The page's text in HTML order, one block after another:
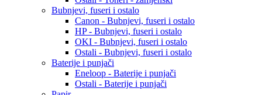
Bubnjevi, fuseri i ostalo
Canon - Bubnjevi, fuseri i ostalo
HP - Bubnjevi, fuseri i ostalo
OKI - Bubnjevi, fuseri i ostalo
Ostali - Bubnjevi, fuseri i ostalo
Baterije i punjači
Eneloop - Baterije i punjači
Ostali - Baterije i punjači